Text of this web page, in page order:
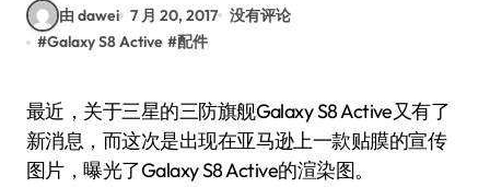
由 dawei 7 月 20, 2017 没有评论
#Galaxy S8 Active #配件
最近，关于三星的三防旗舰Galaxy S8 Active又有了
新消息，而这次是出现在亚马逊上一款贴膜的宣传
图片，曝光了Galaxy S8 Active的渲染图。